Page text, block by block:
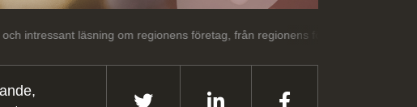
om regionens företag, från regionens företag. Välkommen till